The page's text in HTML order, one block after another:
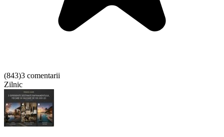
(843)3 comentarii
Zilnic